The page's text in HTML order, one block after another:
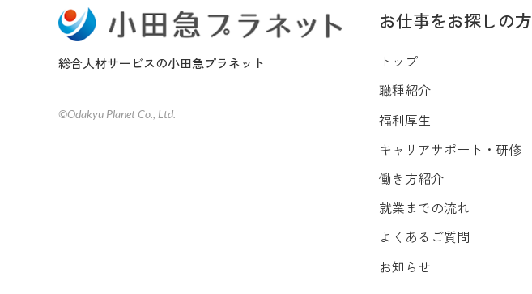
総合人材サービスの小田急プラネット
©Odakyu Planet Co., Ltd.
お仕事をお探しの方
トップ
職種紹介
福利厚生
キャリアサポート・研修
働き方紹介
就業までの流れ
よくあるご質問
お知らせ